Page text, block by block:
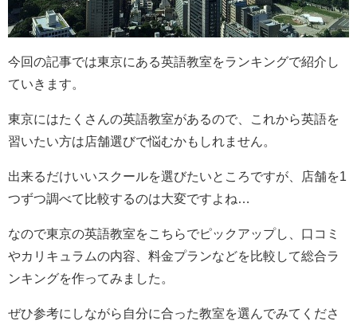
今回の記事では東京にある英語教室をランキングで紹介し
ていきます。
東京にはたくさんの英語教室があるので、これから英語を
習いたい方は店舗選びで悩むかもしれません。
出来るだけいいスクールを選びたいところですが、店舗を1
つずつ調べて比較するのは大変ですよね…
なので東京の英語教室をこちらでピックアップし、口コミ
やカリキュラムの内容、料金プランなどを比較して総合ラ
ンキングを作ってみました。
ぜひ参考にしながら自分に合った教室を選んでみてくださ